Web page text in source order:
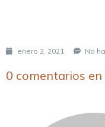
enero 2, 2021 No
0 comentarios en